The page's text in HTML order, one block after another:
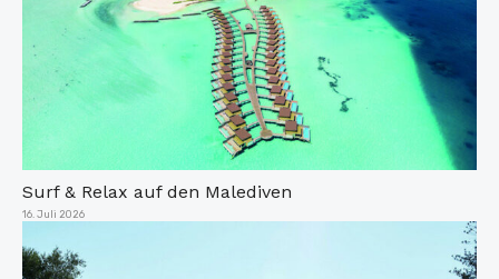
Surf & Relax auf den Malediven
Veröffentlicht
16. Juli 2026